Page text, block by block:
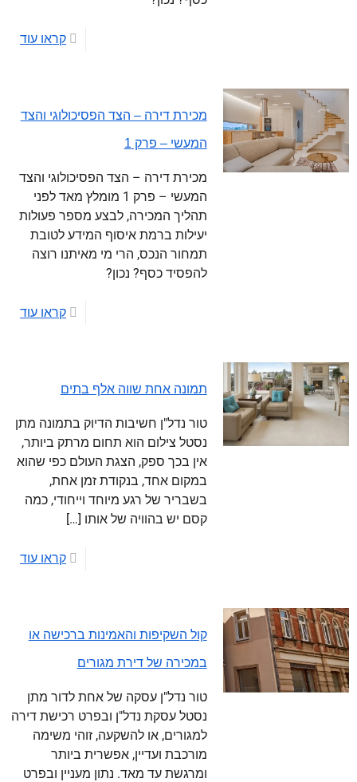
קראו עוד
מכירת דירה – הצד הפסיכולוגי והצד
המעשי – פרק 1
מכירת דירה – הצד הפסיכולוגי והצד
המעשי – פרק 1 מומלץ מאד לפני
תהליך המכירה, לבצע מספר פעולות
יעילות ברמת איסוף המידע לטובת
תמחור הנכס, הרי מי מאיתנו רוצה
להפסיד כסף? נכון?
קראו עוד
תמונה אחת שווה אלף בתים
טור נדל"ן חשיבות הדיוק בתמונה מתן
נסטל צילום הוא תחום מרתק ביותר,
אין בכך ספק, הצגת העולם כפי שהוא
במקום אחד, בנקודת זמן אחת,
בשבריר של רגע מיוחד וייחודי, כמה
קסם יש בהוויה של אותו […]
קראו עוד
קול השקיפות והאמינות ברכישה או
במכירה של דירת מגורים
טור נדל"ן עסקה של אחת לדור מתן
נסטל עסקת נדל"ן ובפרט רכישת דירה
למגורים, או להשקעה, זוהי משימה
מורכבת ועדיין, אפשרית ביותר
ומרגשת עד מאד. נתון מעניין ובפרט